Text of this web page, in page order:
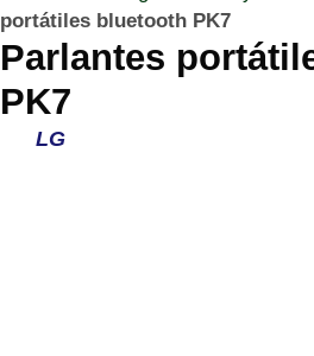
portátiles bluetooth PK7
Parlantes
PK7
LG